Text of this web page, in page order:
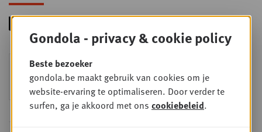
WOE
9
SEP
Foodservice - Joint
business planning
Intro to Negotiation: Succes aan de
onderhandelingstafel is geen toeval!
Gondola - privacy & cookie policy
Beste bezoeker
gondola.be maakt gebruik van cookies om je
website-ervaring te optimaliseren. Door verder te
surfen, ga je akkoord met ons cookiebeleid.